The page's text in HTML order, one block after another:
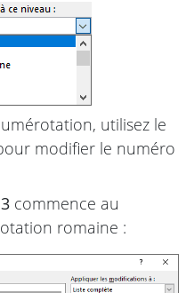
utilisez le
modifier le numéro
commence au
romaine :